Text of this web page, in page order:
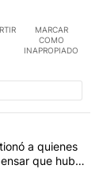
MARCAR
COMO
INAPROPIADO
en los
a Jorge
a quienes
que hubo